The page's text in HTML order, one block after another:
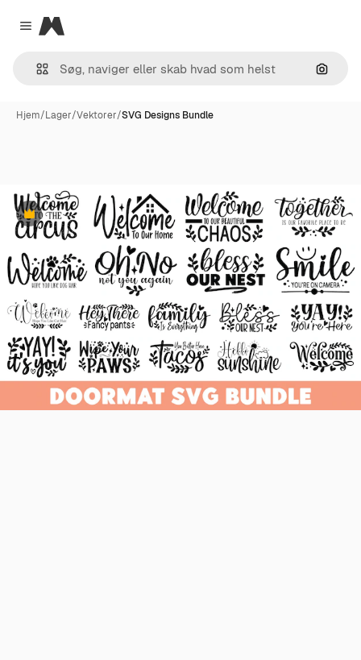
Close menu
Magnific
Søg
Hjem/Lager/Vektorer/SVG Designs Bundle
Præmie